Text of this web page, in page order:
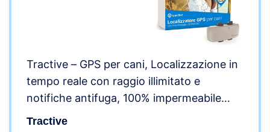
Tractive – GPS per cani, Localizzazione in
tempo reale con raggio illimitato e
notifiche antifuga, 100% impermeabile
(marrone)
Tractive